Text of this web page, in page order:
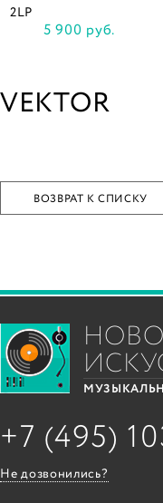
2LP
5 900 руб.
VEKTOR
ВОЗВРАТ К СПИСКУ
+7 (495)
Не дозвонились?